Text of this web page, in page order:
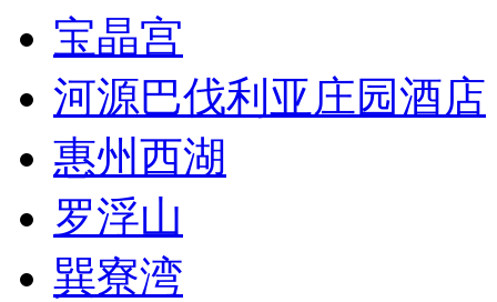
宝晶宫
河源巴伐利亚庄园酒店
惠州西湖
罗浮山
巽寮湾